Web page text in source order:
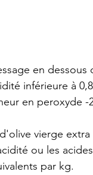
en dessous
inférieure à
en peroxyde
vierge
ou les
par kg.